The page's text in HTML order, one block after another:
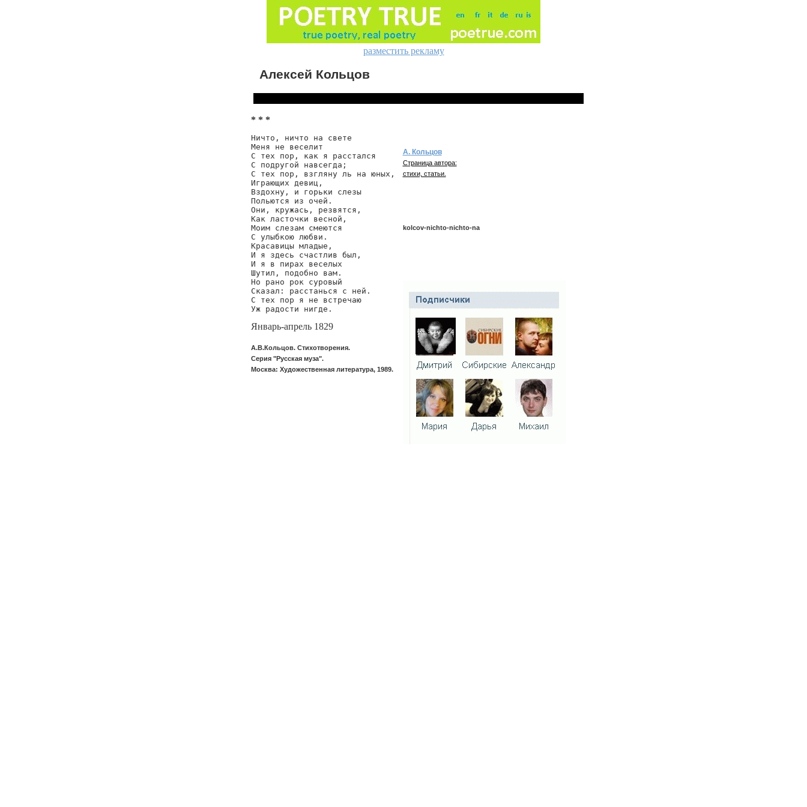
разместить рекламу
Алексей Кольцов
* * *
Ничто, ничто на свете
Меня не веселит
С тех пор, как я расстался
С подругой навсегда;
С тех пор, взгляну ль на юных,
Играющих девиц,
Вздохну, и горьки слезы
Польются из очей.
Они, кружась, резвятся,
Как ласточки весной,
Моим слезам смеются
С улыбкою любви.
Красавицы младые,
И я здесь счастлив был,
И я в пирах веселых
Шутил, подобно вам.
Но рано рок суровый
Сказал: расстанься с ней.
С тех пор я не встречаю
Уж радости нигде.
Январь-апрель 1829
А.В.Кольцов. Стихотворения.
Серия "Русская муза".
Москва: Художественная литература, 1989.
А. Кольцов
Страница автора:
стихи, статьи.
kolcov-nichto-nichto-na